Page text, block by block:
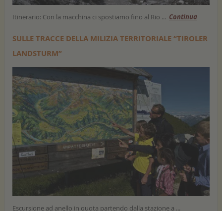
Itinerario: Con la macchina ci spostiamo fino al Rio ... Continua
SULLE TRACCE DELLA MILIZIA TERRITORIALE “TIROLER
LANDSTURM”
Escursione ad anello in quota partendo dalla stazione a ...